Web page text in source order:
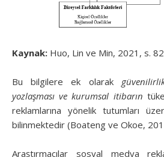
Kaynak: Huo, Lin ve Min, 2021, s.
Bu bilgilere ek olarak
yozlaşması ve kurumsal itibarın
reklamlarına yönelik tutumları
bilinmektedir (Boateng ve Okoe,
Araştırmacılar sosyal medya